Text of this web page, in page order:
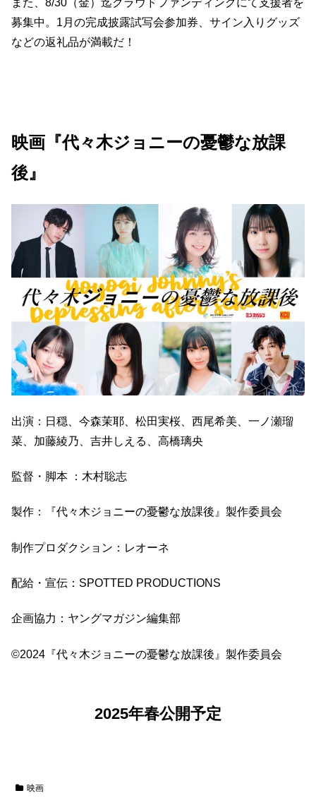
また、8/30（金）迄クラウドファンディングにて支援者を
募集中。1月の完成披露試写会参加券、サイン入りグッズ
などの返礼品が満載だ！
映画『代々木ジョニーの憂鬱な放課
後』
出演：日穏、今森茉耶、松田実桜、西尾希美、一ノ瀬瑠
菜、加藤綾乃、吉井しえる、高橋璃央
監督・脚本 ：木村聡志
製作：『代々木ジョニーの憂鬱な放課後』製作委員会
制作プロダクション：レオーネ
配給・宣伝：SPOTTED PRODUCTIONS
企画協力：ヤングマガジン編集部
©2024『代々木ジョニーの憂鬱な放課後』製作委員会
2025年春公開予定
映画